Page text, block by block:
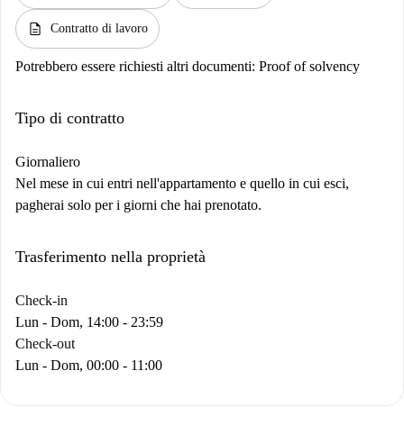
description Contratto di lavoro
Potrebbero essere richiesti altri documenti: Proof of solvency
Tipo di contratto
Giornaliero
Nel mese in cui entri nell'appartamento e quello in cui esci,
pagherai solo per i giorni che hai prenotato.
Trasferimento nella proprietà
Check-in
Lun - Dom, 14:00 - 23:59
Check-out
Lun - Dom, 00:00 - 11:00